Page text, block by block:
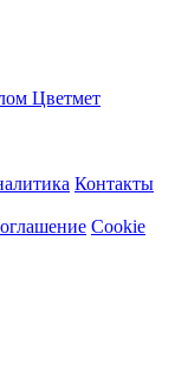
Цветмет
Контакты
Cookie